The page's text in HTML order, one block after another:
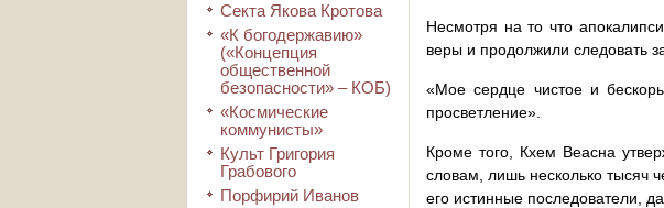
Секта Якова Кротова
«К богодержавию»
(«Концепция
общественной
безопасности» – КОБ)
«Космические
коммунисты»
Культ Григория
Грабового
Порфирий Иванов
Несмотря на то что
веры и продолжили следовать
«Мое сердце чистое и
просветление».
Кроме того, Кхем Веасна
словам, лишь несколько тысяч
его истинные последователи,